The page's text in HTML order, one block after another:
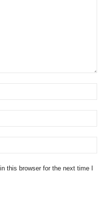
this browser for the next time I